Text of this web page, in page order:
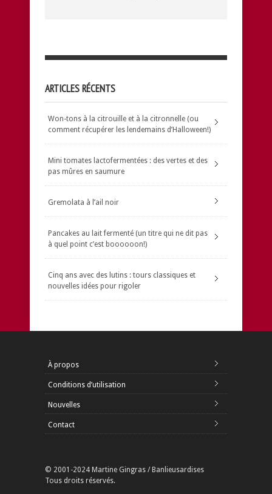
ARTICLES RÉCENTS
Won-tons à la citrouille et à la citronnelle (ou
comment récupérer les lendemains d’Halloween!)
Mini tomates lactofermentées : des vertes et des
pas mûres en saumure
Gremolata à l’ail noir
Pancakes au lait fermenté (un titre qui ne dit pas
à quel point c’est boooooon!)
Cinq ans avec des lutins : tours classiques et
nouvelles idées pour rigoler
À propos
Conditions d’utilisation
Nouvelles
Contact
© 2001-2024 Martine Gingras / Banlieusardises
Tous droits réservés.